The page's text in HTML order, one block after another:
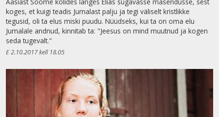
koges, et kuigi teadis Jumalast palju ja tegi väliselt kristlikke
tegusid, oli ta elus miski puudu. Nüüdseks, kui ta on oma elu
Jumalale andnud, kinnitab ta: "Jeesus on mind muutnud ja kogen
seda tugevalt."
E 2.10.2017 kell 18.05